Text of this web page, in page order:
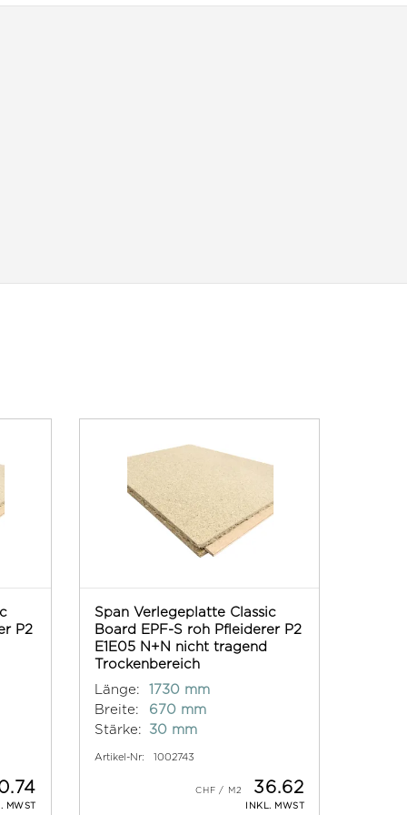
P2
MWST
Span Verlegeplatte Classic
Board EPF-S roh Pfleiderer P2
E1E05 N+N nicht tragend
Trockenbereich
Länge:
1730 mm
Breite:
670 mm
Stärke:
30 mm
Artikel-Nr: 1002743
36.62
INKL. MWST